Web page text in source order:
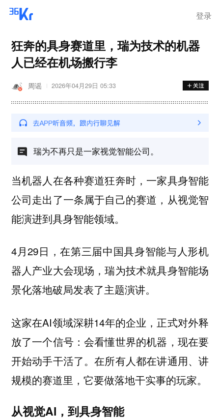
登录
狂奔的具身赛道里，瑞为技术的机器
人已经在机场搬行李
周谣 2026年04月29日 05:33
瑞为不再只是一家视觉智能公司。
当机器人在各种赛道狂奔时，一家具身智能
公司走出了一条属于自己的赛道，从视觉智
能演进到具身智能领域。
4月29日，在第三届中国具身智能与人形机
器人产业大会现场，瑞为技术就具身智能场
景化落地破局发表了主题演讲。
这家在AI领域深耕14年的企业，正式对外释
放了一个信号：会看懂世界的机器，现在要
开始动手干活了。在所有人都在讲通用、讲
规模的赛道里，它要做落地干实事的玩家。
从视觉AI，到具身智能